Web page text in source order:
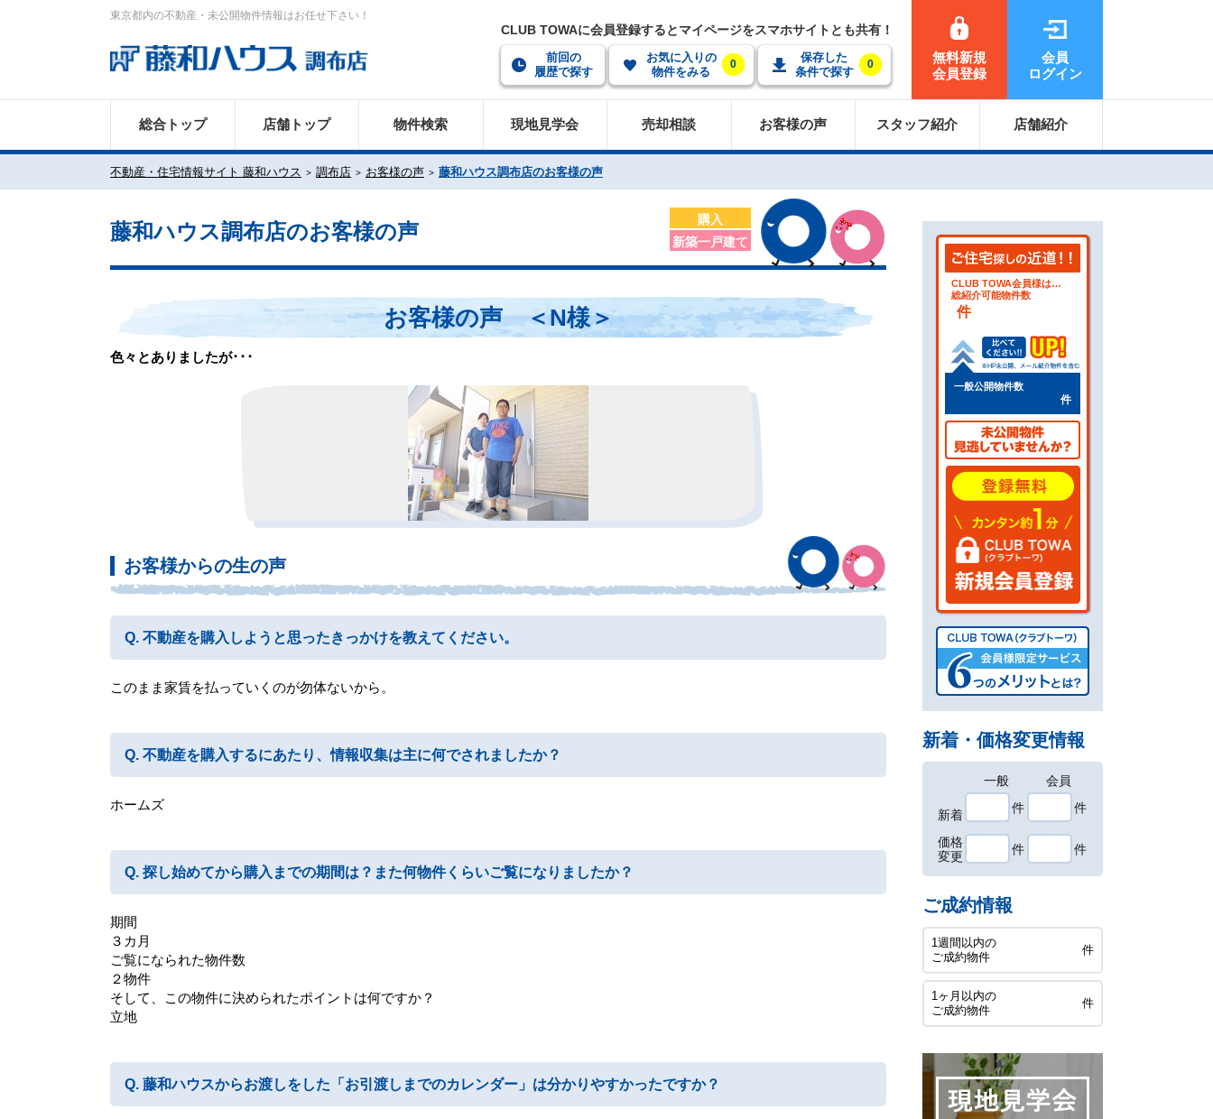
東京都内の不動産・未公開物件情報はお任せ下さい！
CLUB TOWAに会員登録するとマイページをスマホサイトとも共有！
前回の
履歴で探す
お気に入りの
物件をみる
0
保存した
条件で探す
0
無料新規
会員登録
会員
ログイン
総合トップ 店舗トップ 物件検索 現地見学会 売却相談 お客様の声 スタッフ紹介 店舗紹介
不動産・住宅情報サイト 藤和ハウス 調布店 お客様の声 藤和ハウス調布店のお客様の声
藤和ハウス調布店のお客様の声
購入
新築一戸建て
お客様の声 ＜N様＞
色々とありましたが･･･
お客様からの生の声
不動産を購入しようと思ったきっかけを教えてください。
このまま家賃を払っていくのが勿体ないから。
不動産を購入するにあたり、情報収集は主に何でされましたか？
ホームズ
探し始めてから購入までの期間は？また何物件くらいご覧になりましたか？
期間
３カ月
ご覧になられた物件数
２物件
そして、この物件に決められたポイントは何ですか？
立地
藤和ハウスからお渡しをした「お引渡しまでのカレンダー」は分かりやすかったですか？
CLUB TOWA会員様は…
総紹介可能物件数
件
一般公開物件数
件
新着・価格変更情報
一般 会員
新着
件 件
価格
変更
件 件
ご成約情報
1週間以内の
ご成約物件
件
1ヶ月以内の
ご成約物件
件